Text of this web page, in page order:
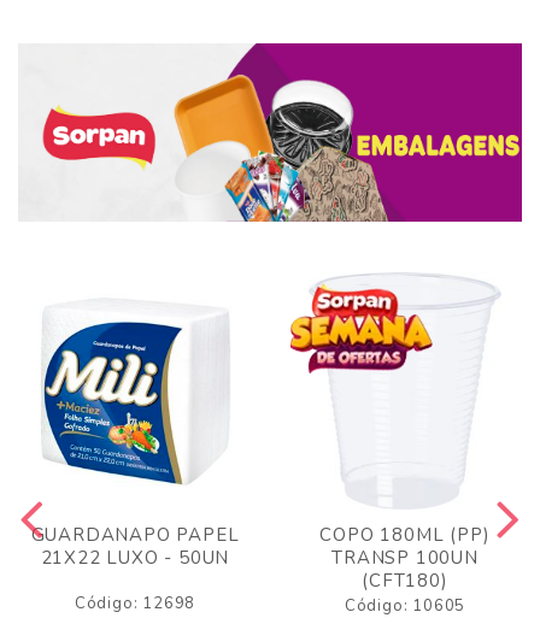
GUARDANAPO PAPEL
21X22 LUXO - 50UN
Código: 12698
COPO 180ML (PP)
TRANSP 100UN
(CFT180)
Código: 10605